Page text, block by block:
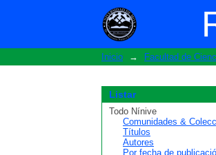
Buscar
Inicio → Facultad de
Listar
Todo Nínive
Comunidades &
Títulos
Autores
Por fecha de